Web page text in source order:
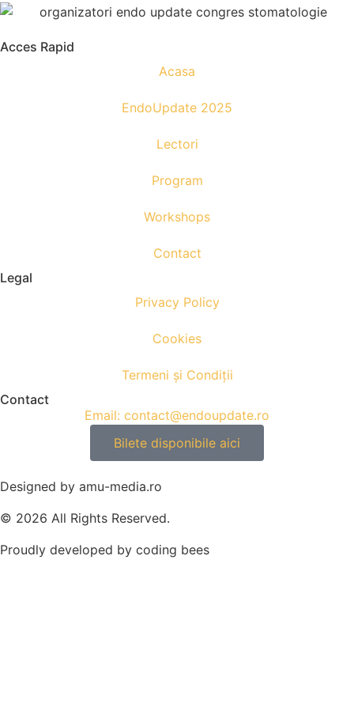
Acces Rapid
Acasa
EndoUpdate 2025
Lectori
Program
Workshops
Contact
Legal
Privacy Policy
Cookies
Termeni și Condiții
Contact
Email: contact@endoupdate.ro
Bilete disponibile aici
Designed by amu-media.ro
© 2026 All Rights Reserved.
Proudly developed by coding bees